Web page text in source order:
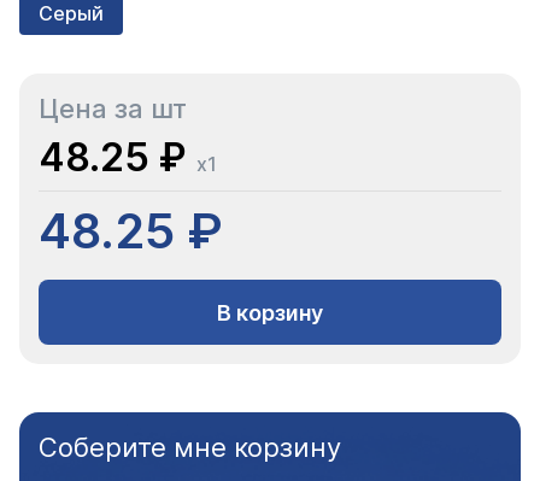
Серый
Цена за шт
48.25 ₽ x1
48.25 ₽
В корзину
Соберите мне корзину